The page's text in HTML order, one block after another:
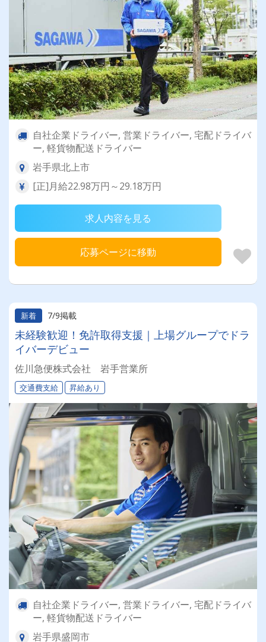
自社企業ドライバー, 営業ドライバー, 宅配ドライバ
ー, 軽貨物配送ドライバー
岩手県北上市
[正]月給22.98万円～29.18万円
求人内容を見る
応募ページに移動
新着 7/9掲載
未経験歓迎！免許取得支援｜上場グループでドラ
イバーデビュー
佐川急便株式会社 岩手営業所
交通費支給 昇給あり
自社企業ドライバー, 営業ドライバー, 宅配ドライバ
ー, 軽貨物配送ドライバー
岩手県盛岡市